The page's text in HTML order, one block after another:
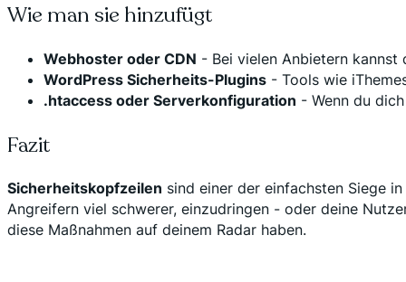
Wie man sie hinzufügt
Webhoster oder CDN - Bei vielen Anbietern
WordPress Sicherheits-Plugins - Tools wie
.htaccess oder Serverkonfiguration - Wenn du
Fazit
Sicherheitskopfzeilen sind einer der einfachsten Siege
Angreifern viel schwerer, einzudringen - oder deine
diese Maßnahmen auf deinem Radar haben.